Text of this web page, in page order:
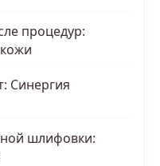
процедур:
Синергия
шлифовки: